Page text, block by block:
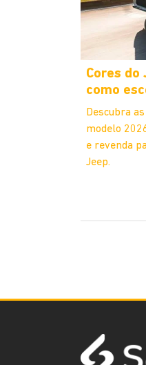
Cores do
como
Descubra
modelo
e revenda
Jeep.